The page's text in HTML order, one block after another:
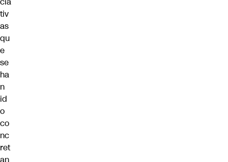
tiv
as
qu
e
se
ha
n
id
o
co
nc
ret
an